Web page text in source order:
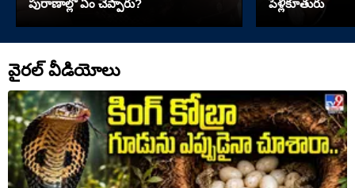
పురాణాల్లో ఏం చెప్పారు?
పెళ్లికూతురు
వైరల్ వీడియోలు